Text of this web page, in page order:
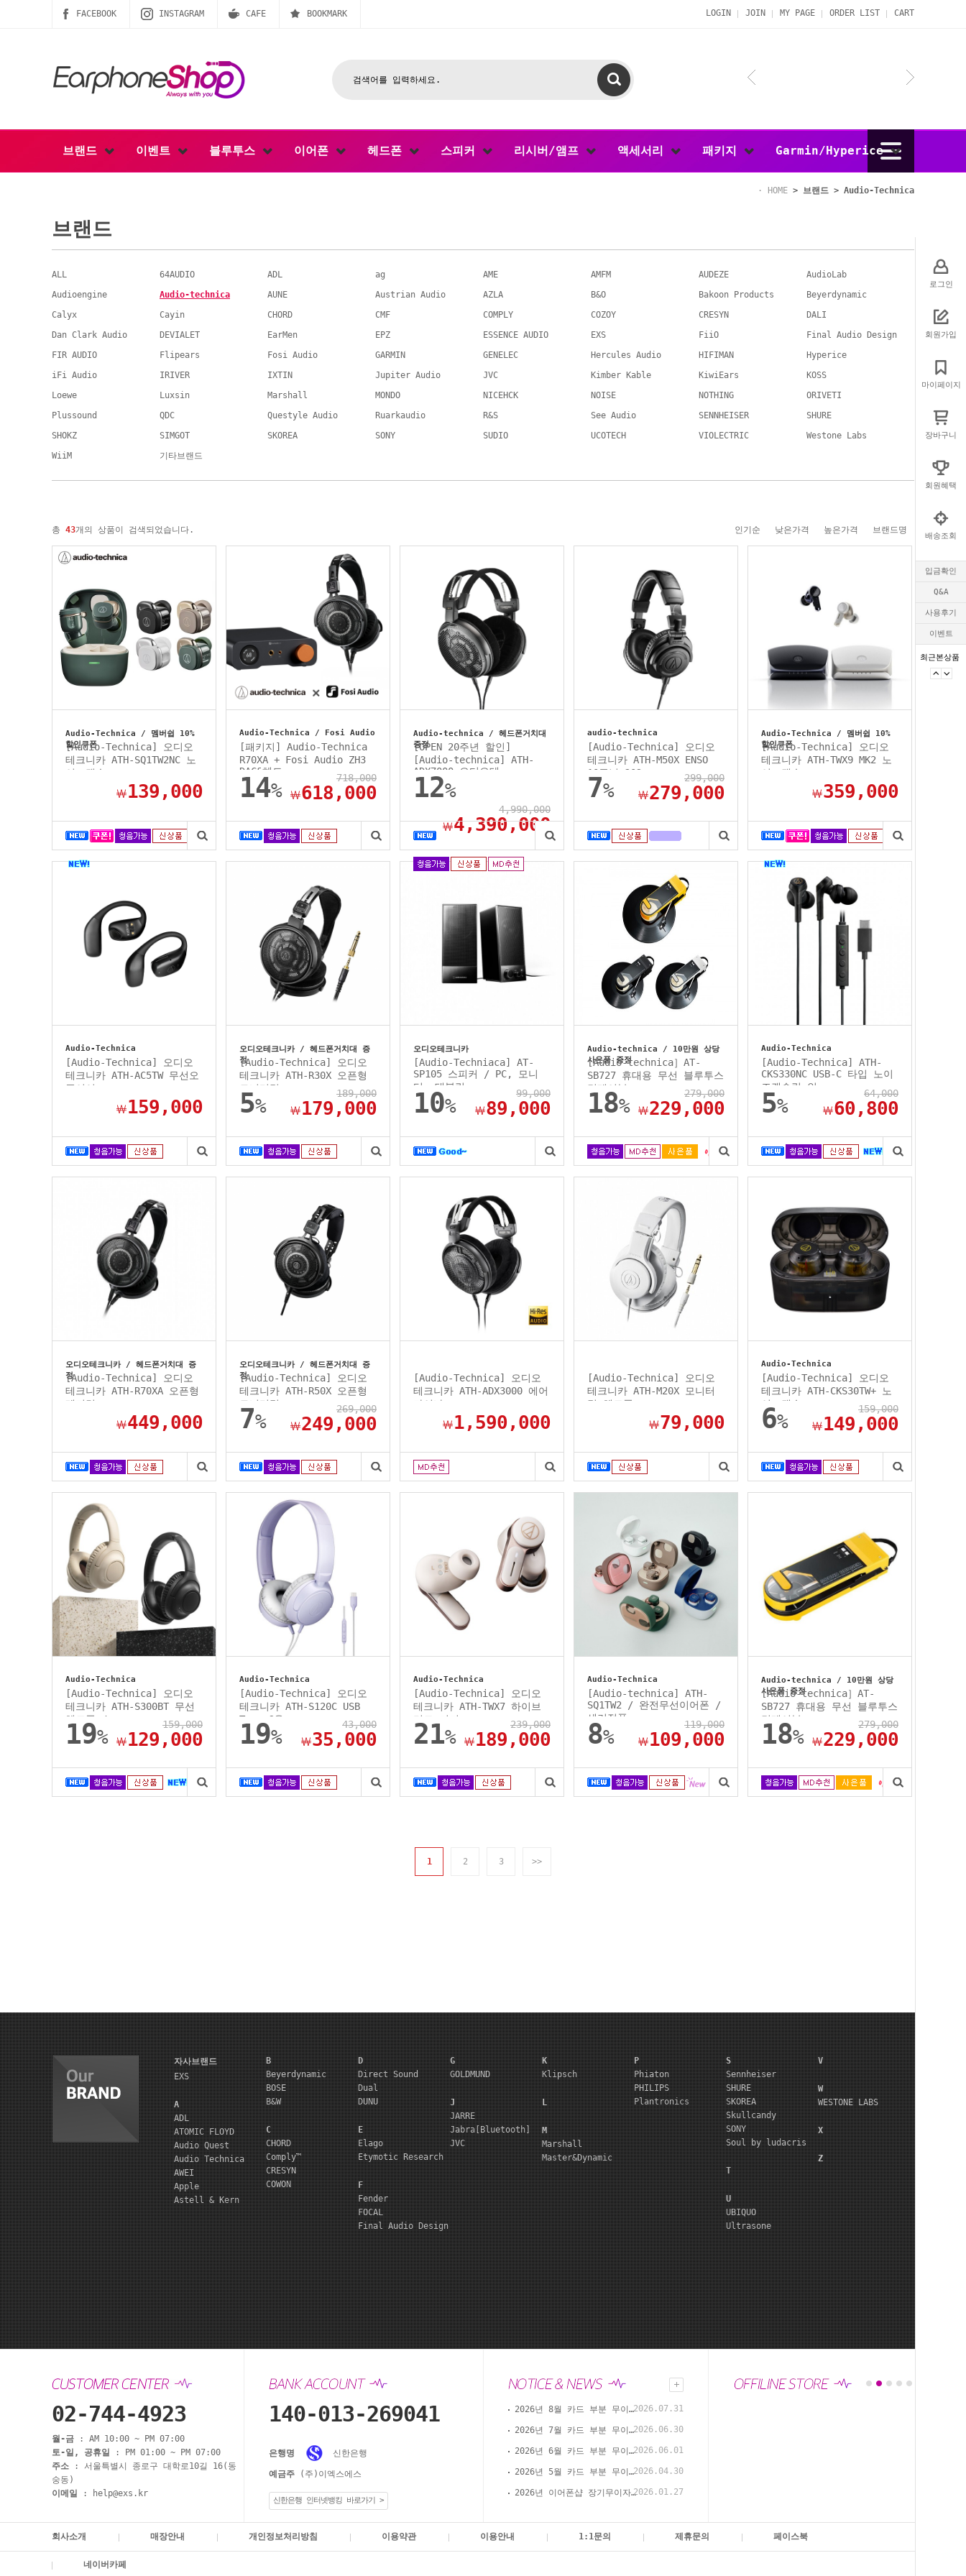
로그인
회원가입
마이페이지
장바구니
회원혜택
배송조회
입금확인
Q&A
사용후기
이벤트
최근본상품
FACEBOOK INSTAGRAM CAFE BOOKMARK LOGIN JOIN MY PAGE ORDER LIST CART
브랜드 이벤트 블루투스 이어폰 헤드폰 스피커 리시버/앰프 액세서리 패키지 Garmin/Hyperice
HOME > 브랜드 > Audio-Technica
브랜드
ALL 64AUDIO ADL ag AME AMFM AUDEZE
AudioLab
Audioengine
Audio-technica AUNE Austrian Audio AZLA B&O Bakoon Products
Beyerdynamic
Calyx
Cayin CHORD CMF COMPLY COZOY CRESYN
DALI
Dan Clark Audio
DEVIALET EarMen EPZ ESSENCE AUDIO EXS FiiO
Final Audio Design
FIR AUDIO
Flipears Fosi Audio GARMIN GENELEC Hercules Audio HIFIMAN
Hyperice
iFi Audio
IRIVER IXTIN Jupiter Audio JVC Kimber Kable KiwiEars
KOSS
Loewe
Luxsin Marshall MONDO NICEHCK NOISE NOTHING
ORIVETI
Plussound
QDC Questyle Audio Ruarkaudio R&S See Audio SENNHEISER
SHURE
SHOKZ
SIMGOT SKOREA SONY SUDIO UCOTECH VIOLECTRIC
Westone Labs
WiiM
기타브랜드
총 43개의 상품이 검색되었습니다. 인기순 낮은가격 높은가격 브랜드명
Audio-Technica / 멤버쉽 10%
할인쿠폰
[Audio-Technica] 오디오
테크니카 ATH-SQ1TW2NC 노
이즈캔슬...
￦139,000
Audio-Technica / Fosi Audio
[패키지] Audio-Technica
R70XA + Fosi Audio ZH3
DAC&헤드...
14%
718,000
￦618,000
Audio-technica / 헤드폰거치대
증정
[OPEN 20주년 할인]
[Audio-technica] ATH-
ADX7000 오디오테...
12%
4,990,000
￦4,390,000
audio-technica
[Audio-Technica] 오디오
테크니카 ATH-M50X ENSO
10주년 202...
7%
299,000
￦279,000
Audio-Technica / 멤버쉽 10%
할인쿠폰
[Audio-Technica] 오디오
테크니카 ATH-TWX9 MK2 노
이즈캔슬...
￦359,000
Audio-Technica
[Audio-Technica] 오디오
테크니카 ATH-AC5TW 무선오
픈이어...
￦159,000
오디오테크니카 / 헤드폰거치대 증
정
[Audio-Technica] 오디오
테크니카 ATH-R30X 오픈형
모니터링...
5%
189,000
￦179,000
오디오테크니카
[Audio-Techniaca] AT-
SP105 스피커 / PC, 모니
터, 태블릿,...
10%
99,000
￦89,000
Audio-technica / 10만원 상당
사은품 증정
[Audio-technica］AT-
SB727 휴대용 무선 블루투스
턴테이블...
18%
279,000
￦229,000
Audio-Technica
[Audio-Technica] ATH-
CKS330NC USB-C 타입 노이
즈캔슬링 인...
5%
64,000
￦60,800
오디오테크니카 / 헤드폰거치대 증
정
[Audio-Technica] 오디오
테크니카 ATH-R70XA 오픈형
레퍼런...
￦449,000
오디오테크니카 / 헤드폰거치대 증
정
[Audio-Technica] 오디오
테크니카 ATH-R50X 오픈형
모니터링...
7%
269,000
￦249,000
[Audio-Technica] 오디오
테크니카 ATH-ADX3000 에어
다이나...
￦1,590,000
[Audio-Technica] 오디오
테크니카 ATH-M20X 모니터
링 헤드폰...
￦79,000
Audio-Technica
[Audio-Technica] 오디오
테크니카 ATH-CKS30TW+ 노
이즈캔슬...
6%
159,000
￦149,000
Audio-Technica
[Audio-Technica] 오디오
테크니카 ATH-S300BT 무선
헤드폰 /...
19%
159,000
￦129,000
Audio-Technica
[Audio-Technica] 오디오
테크니카 ATH-S120C USB
Type-C용...
19%
43,000
￦35,000
Audio-Technica
[Audio-Technica] 오디오
테크니카 ATH-TWX7 하이브
리드 디지...
21%
239,000
￦189,000
Audio-Technica
[Audio-technica] ATH-
SQ1TW2 / 완전무선이어폰 /
세기정품
8%
119,000
￦109,000
Audio-technica / 10만원 상당
사은품 증정
[Audio-technica］AT-
SB727 휴대용 무선 블루투스
턴테이블...
18%
279,000
￦229,000
1 2 3 >>
자사브랜드
EXS
A
ADL
ATOMIC FLOYD
Audio Quest
Audio Technica
AWEI
Apple
Astell & Kern
B
Beyerdynamic
BOSE
B&W
C
CHORD
Comply™
CRESYN
COWON
D
Direct Sound
Dual
DUNU
E
Elago
Etymotic Research
F
Fender
FOCAL
Final Audio Design
G
GOLDMUND
J
JARRE
Jabra[Bluetooth]
JVC
K
Klipsch
L
M
Marshall
Master&Dynamic
P
Phiaton
PHILIPS
Plantronics
S
Sennheiser
SHURE
SKOREA
Skullcandy
SONY
Soul by ludacris
T
U
UBIQUO
Ultrasone
V
W
WESTONE LABS
X
Z
02-744-4923
월-금 : AM 10:00 ~ PM 07:00
토-일, 공휴일
: PM 01:00 ~ PM 07:00
주소 : 서울특별시 종로구 대학로10길 16(동
숭동)
이메일
: help@exs.kr
140-013-269041
은행명 신한은행
예금주 (주)이엑스에스
신한은행 인터넷뱅킹 바로가기 >
2026년 8월 카드 부분 무이자 할부 안내(이어폰샵 온라인 결제)2026.07.31
2026년 7월 카드 부분 무이자 할부 안내(이어폰샵 온라인 결제)2026.06.30
2026년 6월 카드 부분 무이자 할부 안내(이어폰샵 온라인 결제)2026.06.01
2026년 5월 카드 부분 무이자 할부 안내(이어폰샵 온라인 결제)2026.04.30
2026년 이어폰샵 장기무이자 할부 이벤트2026.01.27
회사소개 매장안내 개인정보처리방침 이용약관 이용안내 1:1문의 제휴문의 페이스북
네이버카페